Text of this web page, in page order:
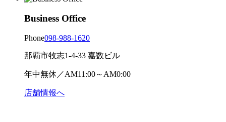
Business Office
Phone098-988-1620
那覇市牧志1-4-33 嘉数ビル
年中無休／AM11:00～AM0:00
店舗情報へ